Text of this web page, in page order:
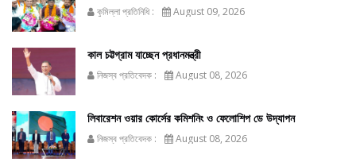
কুমিল্লা প্রতিনিধি : August 09, 2026
কাল চট্টগ্রাম যাচ্ছেন প্রধানমন্ত্রী
নিজস্ব প্রতিবেদক : August 08, 2026
লিবারেশন ওয়ার কোর্সের কমিশনিং ও ফেলোশিপ ডে উদ্‌যাপন
নিজস্ব প্রতিবেদক : August 08, 2026